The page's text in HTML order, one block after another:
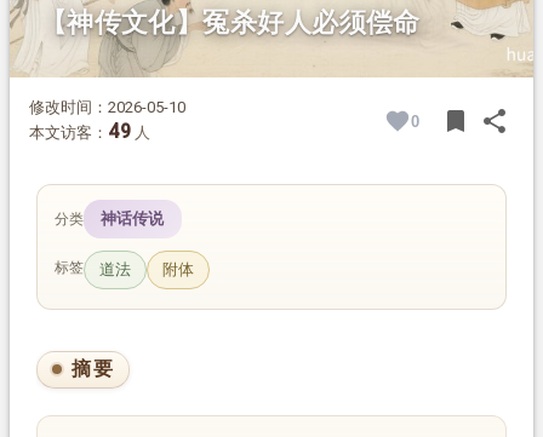
【神传文化】冤杀好人必须偿命
修改时间：2026-05-10
本文访客： 49 人
0 bookmark share
分类 神话传说
标签 道法 附体
摘要